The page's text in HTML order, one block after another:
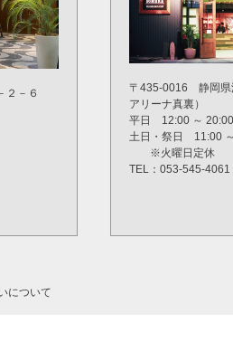
２－６
〒435-0016 静岡県
アリーナ真裏）
平日 12:00 ～ 20:00
土日・祭日 11:00
※火曜日定休
TEL：053-545-4061
について